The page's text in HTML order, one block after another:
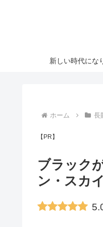
新しい時代にな
ホーム 長
【PR】
ブラック
ン・スカ